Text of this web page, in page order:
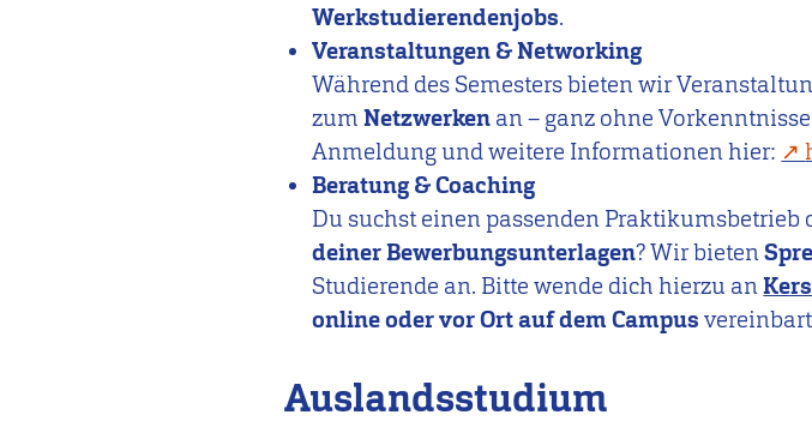
Werkstudierendenjobs.
Veranstaltungen & Networking
Während des Semesters bieten wir
zumNetzwerken an – ganz ohne
Anmeldung und weitere Informationen hier:
Beratung & Coaching
Du suchst einen passenden
deiner Bewerbungsunterlagen? Wir bieten
Studierende an. Bitte wende dich hierzu an
online oder vor Ort auf dem Campus
Auslandsstudium